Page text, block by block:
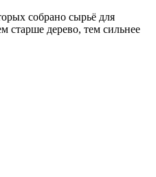
собрано сырьё для
старше дерево, тем сильнее